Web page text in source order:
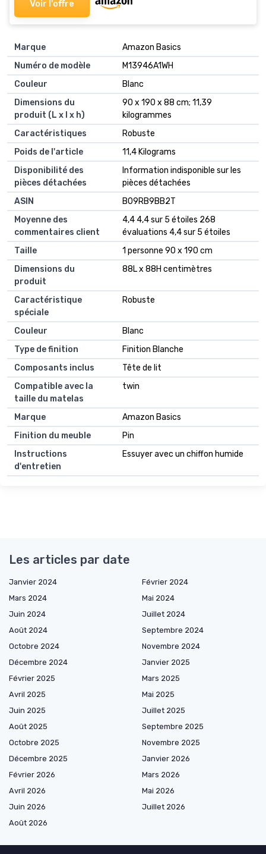
Voir l'offre
Marque
‎Amazon Basics
Numéro de modèle
‎M13946A1WH
Couleur
‎Blanc
Dimensions du
produit (L x l x h)
‎90 x 190 x 88 cm; 11,39
kilogrammes
Caractéristiques
‎Robuste
Poids de l'article
‎11,4 Kilograms
Disponibilité des
pièces détachées
‎Information indisponible sur les
pièces détachées
ASIN
B09RB9BB2T
Moyenne des
commentaires client
4,4 4,4 sur 5 étoiles 268
évaluations 4,4 sur 5 étoiles
Taille
1 personne 90 x 190 cm
Dimensions du
produit
88L x 88H centimètres
Caractéristique
spéciale
Robuste
Couleur
Blanc
Type de finition
Finition Blanche
Composants inclus
Tête de lit
Compatible avec la
taille du matelas
twin
Marque
Amazon Basics
Finition du meuble
Pin
Instructions
d'entretien
Essuyer avec un chiffon humide
Les articles par date
Janvier 2024
Février 2024
Mars 2024
Mai 2024
Juin 2024
Juillet 2024
Août 2024
Septembre 2024
Octobre 2024
Novembre 2024
Décembre 2024
Janvier 2025
Février 2025
Mars 2025
Avril 2025
Mai 2025
Juin 2025
Juillet 2025
Août 2025
Septembre 2025
Octobre 2025
Novembre 2025
Décembre 2025
Janvier 2026
Février 2026
Mars 2026
Avril 2026
Mai 2026
Juin 2026
Juillet 2026
Août 2026